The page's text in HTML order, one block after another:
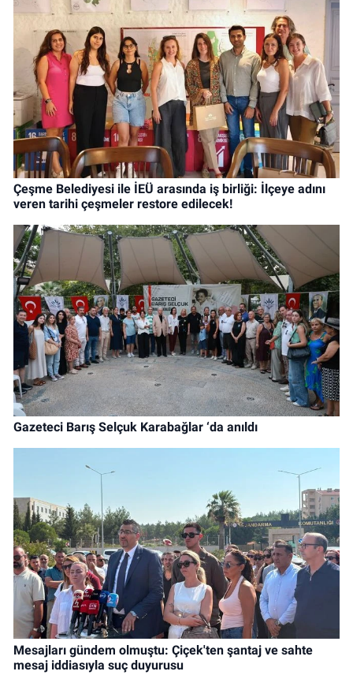
Çeşme Belediyesi ile İEÜ arasında iş birliği: İlçeye adını
veren tarihi çeşmeler restore edilecek!
Gazeteci Barış Selçuk Karabağlar ‘da anıldı
Mesajları gündem olmuştu: Çiçek'ten şantaj ve sahte
mesaj iddiasıyla suç duyurusu